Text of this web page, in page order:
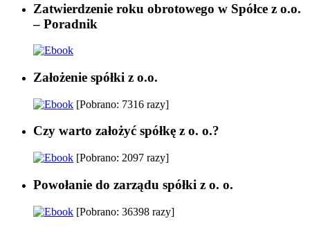
Zatwierdzenie roku obrotowego w Spółce z o.o.
– Poradnik
Założenie spółki z o.o.
[Pobrano: 7316 razy]
Czy warto założyć spółkę z o. o.?
[Pobrano: 2097 razy]
Powołanie do zarządu spółki z o. o.
[Pobrano: 36398 razy]